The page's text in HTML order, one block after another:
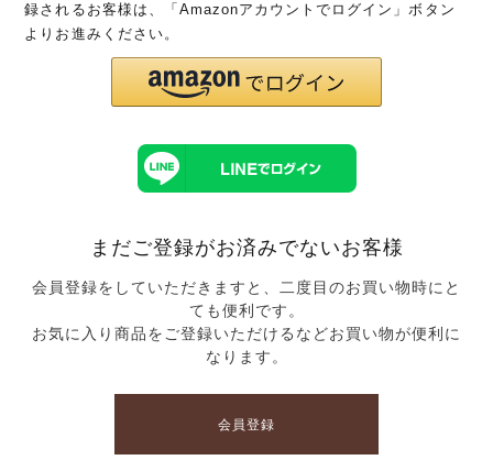
録されるお客様は、「Amazonアカウントでログイン」ボタン
よりお進みください。
まだご登録がお済みでないお客様
会員登録をしていただきますと、二度目のお買い物時にと
ても便利です。
お気に入り商品をご登録いただけるなどお買い物が便利に
なります。
会員登録